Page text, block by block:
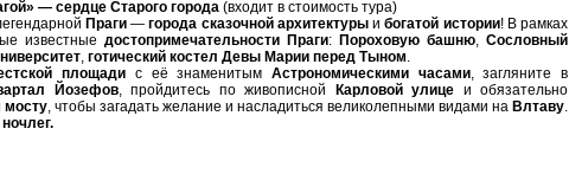
— сердце Старого города (входит в стоимость тура)
Праги—города сказочной архитектурыибогатой истории! В рамках
известные достопримечательности Праги: Пороховую башню, Сословный
, готический костел Девы Марии перед Тыном.
площади с её знаменитым Астрономическими часами, загляните в
Йозефов, пройдитесь по живописной Карловой улице и обязательно
мосту, чтобы загадать желание и насладиться великолепными видами на Влтаву.